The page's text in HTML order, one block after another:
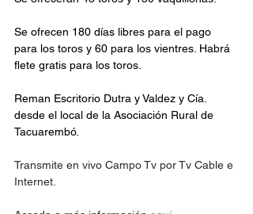
Se ofrecen 180 días libres para el pago
para los toros y 60 para los vientres. Habrá
flete gratis para los toros.
Reman Escritorio Dutra y Valdez y Cía.
desde el local de la Asociación Rural de
Tacuarembó.
Transmite en vivo Campo Tv por Tv Cable e
Internet.